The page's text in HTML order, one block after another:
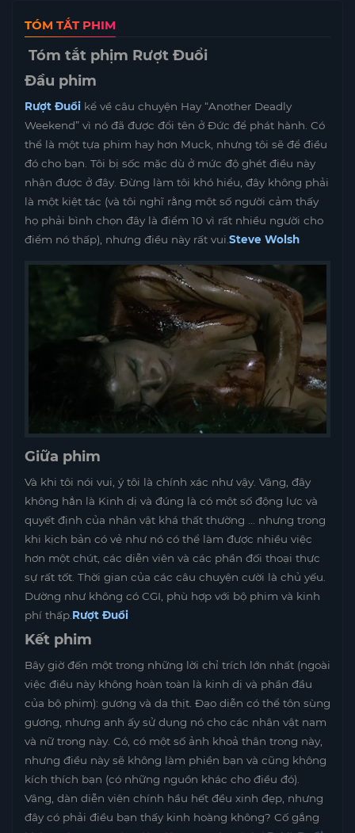
TÓM TẮT PHIM
Tóm tắt phịm Rượt Đuổi
Đầu phim
Rượt Đuổi kể về câu chuyện Hay “Another Deadly
Weekend” vì nó đã được đổi tên ở Đức để phát hành. Có
thể là một tựa phim hay hơn Muck, nhưng tôi sẽ để điều
đó cho bạn. Tôi bị sốc mặc dù ở mức độ ghét điều này
nhận được ở đây. Đừng làm tôi khó hiểu, đây không phải
là một kiệt tác (và tôi nghĩ rằng một số người cảm thấy
họ phải bình chọn đây là điểm 10 vì rất nhiều người cho
điểm nó thấp), nhưng điều này rất vui.Steve Wolsh
Giữa phim
Và khi tôi nói vui, ý tôi là chính xác như vậy. Vâng, đây
không hẳn là Kinh dị và đúng là có một số động lực và
quyết định của nhân vật khá thất thường … nhưng trong
khi kịch bản có vẻ như nó có thể làm được nhiều việc
hơn một chút, các diễn viên và các phần đối thoại thực
sự rất tốt. Thời gian của các câu chuyện cười là chủ yếu.
Dường như không có CGI, phù hợp với bộ phim và kinh
phí thấp.Rượt Đuổi
Kết phim
Bây giờ đến một trong những lời chỉ trích lớn nhất (ngoài
việc điều này không hoàn toàn là kinh dị và phần đầu
của bộ phim): gương và da thịt. Đạo diễn có thể tôn sùng
gương, nhưng anh ấy sử dụng nó cho các nhân vật nam
và nữ trong này. Có, có một số ảnh khoả thân trong này,
nhưng điều này sẽ không làm phiền bạn và cũng không
kích thích bạn (có những nguồn khác cho điều đó).
Vâng, dàn diễn viên chính hầu hết đều xinh đẹp, nhưng
đây có phải điều bạn thấy kinh hoàng không? Cố gắng